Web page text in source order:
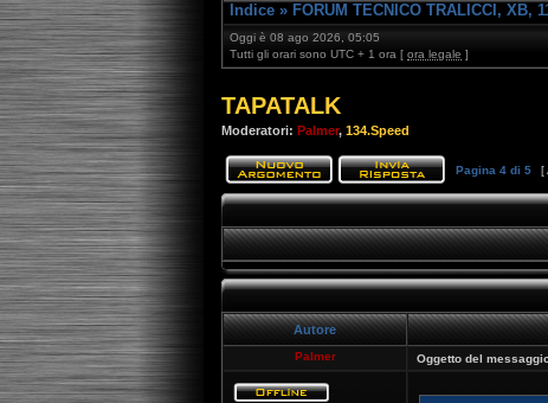
Indice » FORUM TECNICO TRALICCI, XB,
Oggi è 08 ago 2026, 05:05
Tutti gli orari sono UTC + 1 ora [ ora legale ]
TAPATALK
Moderatori: Palmer, 134.Speed
Pagina 4 di 5 [
Autore
Palmer Oggetto del